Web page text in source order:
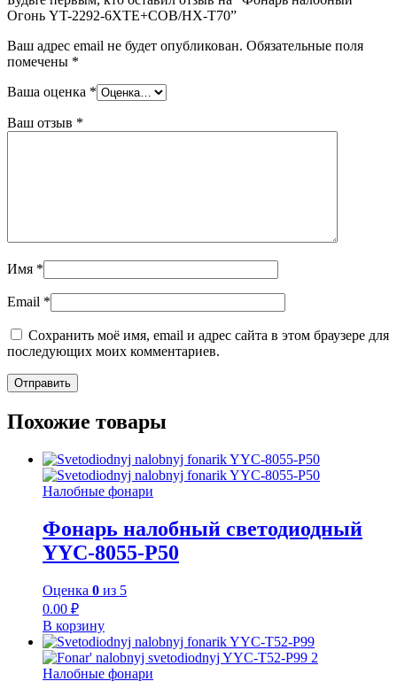
Огонь YT-2292-6XTE+COB/HX-T70”
Ваш адрес email не будет опубликован. Обязательные поля
помечены *
Ваша оценка *
Ваш отзыв *
Имя *
Email *
Сохранить моё имя, email и адрес сайта в этом браузере для
последующих моих комментариев.
Похожие товары
Налобные фонари
Фонарь налобный светодиодный
YYC-8055-P50
Оценка 0 из 5
0.00 ₽
В корзину
Налобные фонари